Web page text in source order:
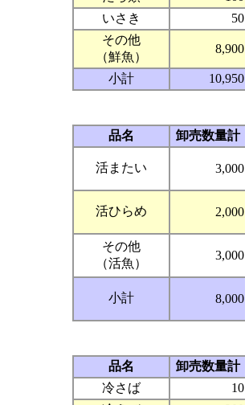
いさき
50
その他
（鮮魚）
8,900
小計 10,950
品名 卸売数量計
活またい 3,000
活ひらめ 2,000
その他
（活魚）
3,000
小計 8,000
品名 卸売数量計
冷さば
10